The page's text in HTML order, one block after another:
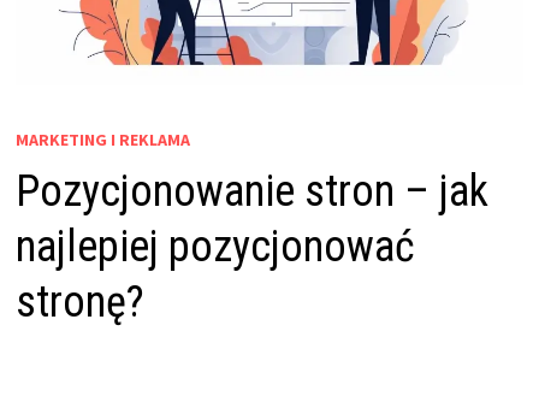
MARKETING I REKLAMA
Pozycjonowanie stron – jak
najlepiej pozycjonować
stronę?